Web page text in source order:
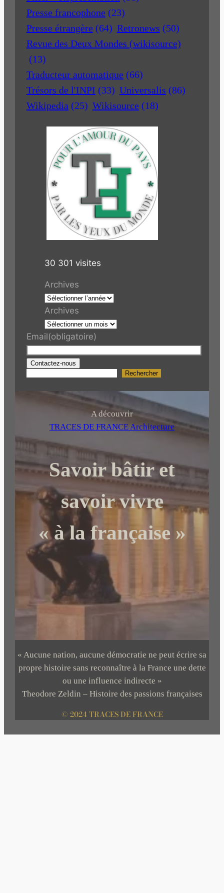
Presse francophone (23)
Presse étrangère (64) Retronews (50)
Revue des Deux Mondes (wikisource)
(13)
Traducteur automatique (66)
Trésors de l'INPI (33) Universalis (86)
Wikipedia (25) Wikisource (18)
30 301 visites
Archives
Archives
Email(obligatoire)
Contactez-nous
r
c
h
r
Rechercher
A découvrir
TRACES DE FRANCE Architecture
Savoir bâtir et
savoir vivre
« à la française »
« Aucune nation, aucune démocratie ne peut écrire sa
propre histoire sans reconnaître à la France une dette
ou une influence indirecte »
Theodore Zeldin – Histoire des passions françaises
© 2024 TRACES DE FRANCE